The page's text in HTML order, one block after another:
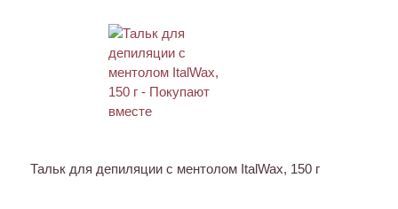
Тальк для депиляции с ментолом ItalWax, 150 г